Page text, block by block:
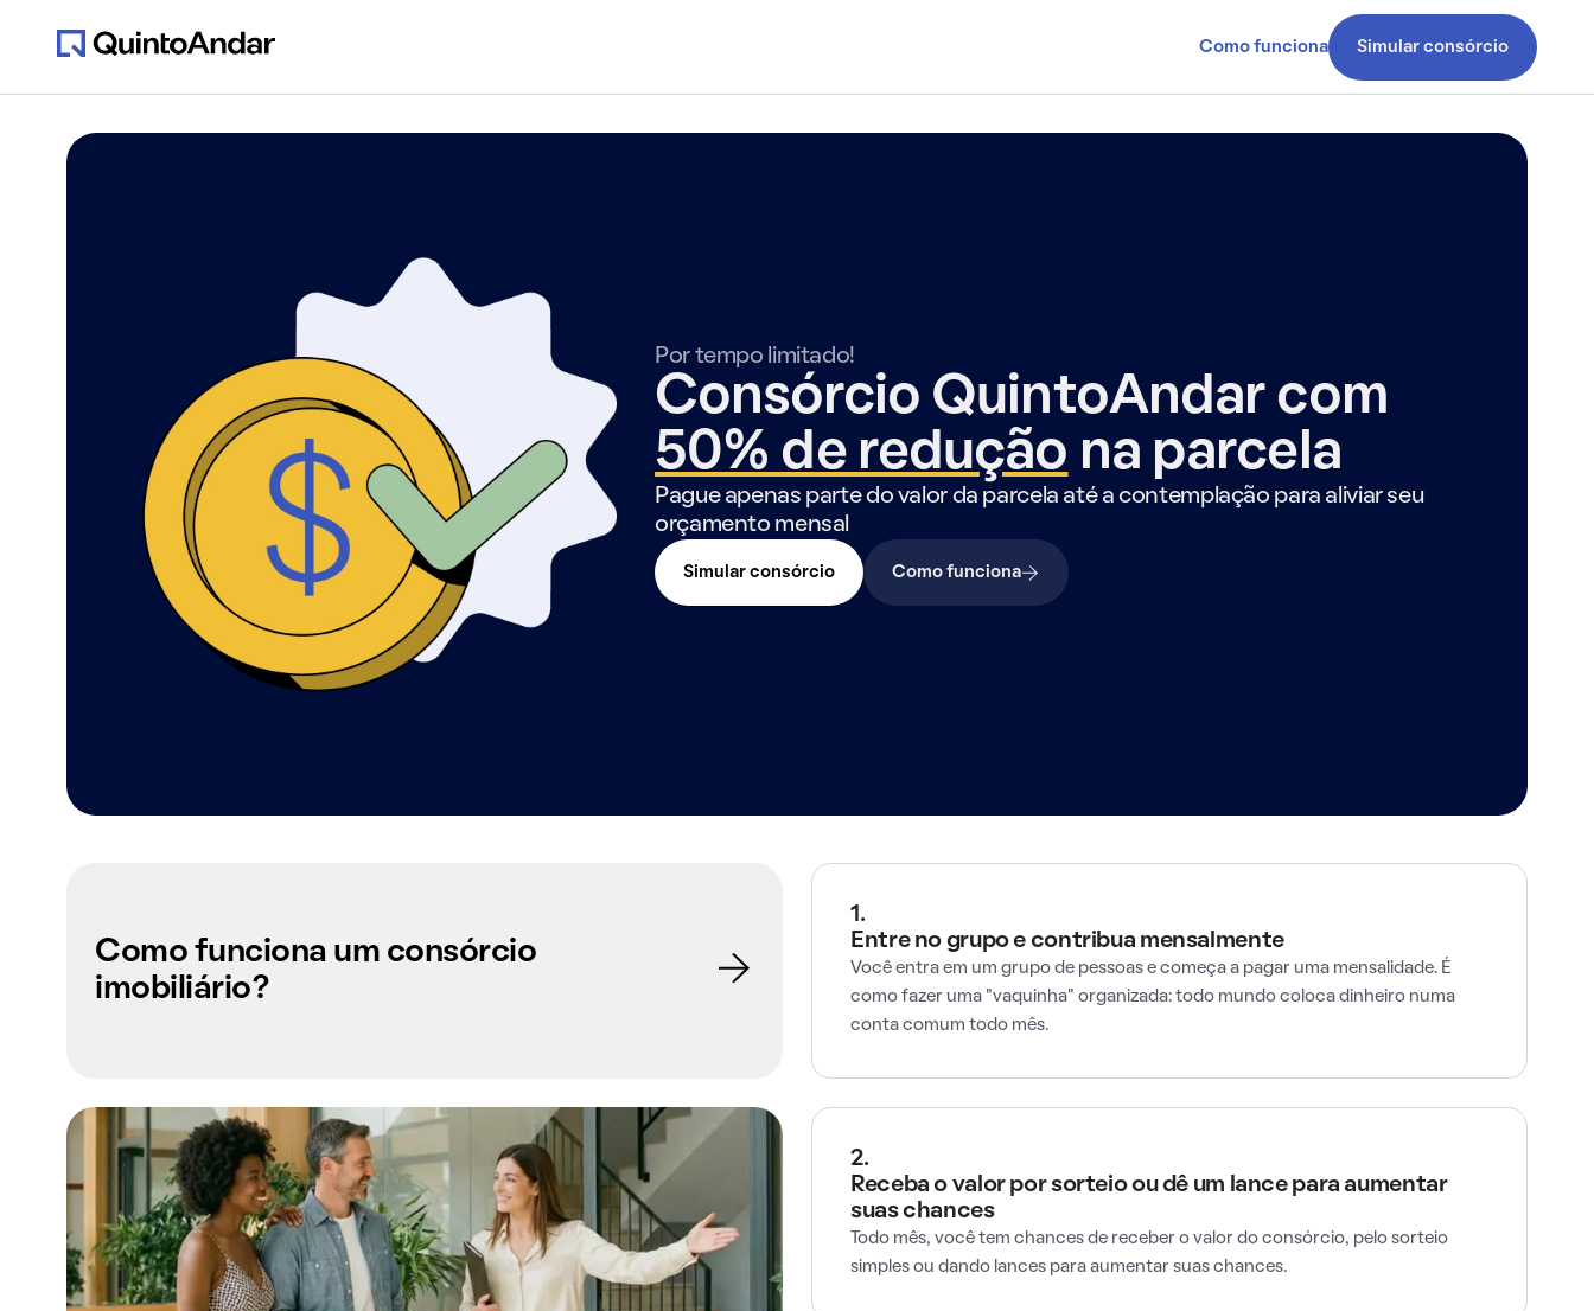
Como funciona Simular consórcio
Por tempo limitado!
Consórcio QuintoAndar com
50% de redução na parcela
Pague apenas parte do valor da parcela até a contemplação para aliviar seu
orçamento mensal
Simular consórcio Como funciona
Como funciona um consórcio
imobiliário?
1.
Entre no grupo e contribua mensalmente
Você entra em um grupo de pessoas e começa a pagar uma mensalidade. É
como fazer uma "vaquinha" organizada: todo mundo coloca dinheiro numa
conta comum todo mês.
2.
Receba o valor por sorteio ou dê um lance para aumentar
suas chances
Todo mês, você tem chances de receber o valor do consórcio, pelo sorteio
simples ou dando lances para aumentar suas chances.